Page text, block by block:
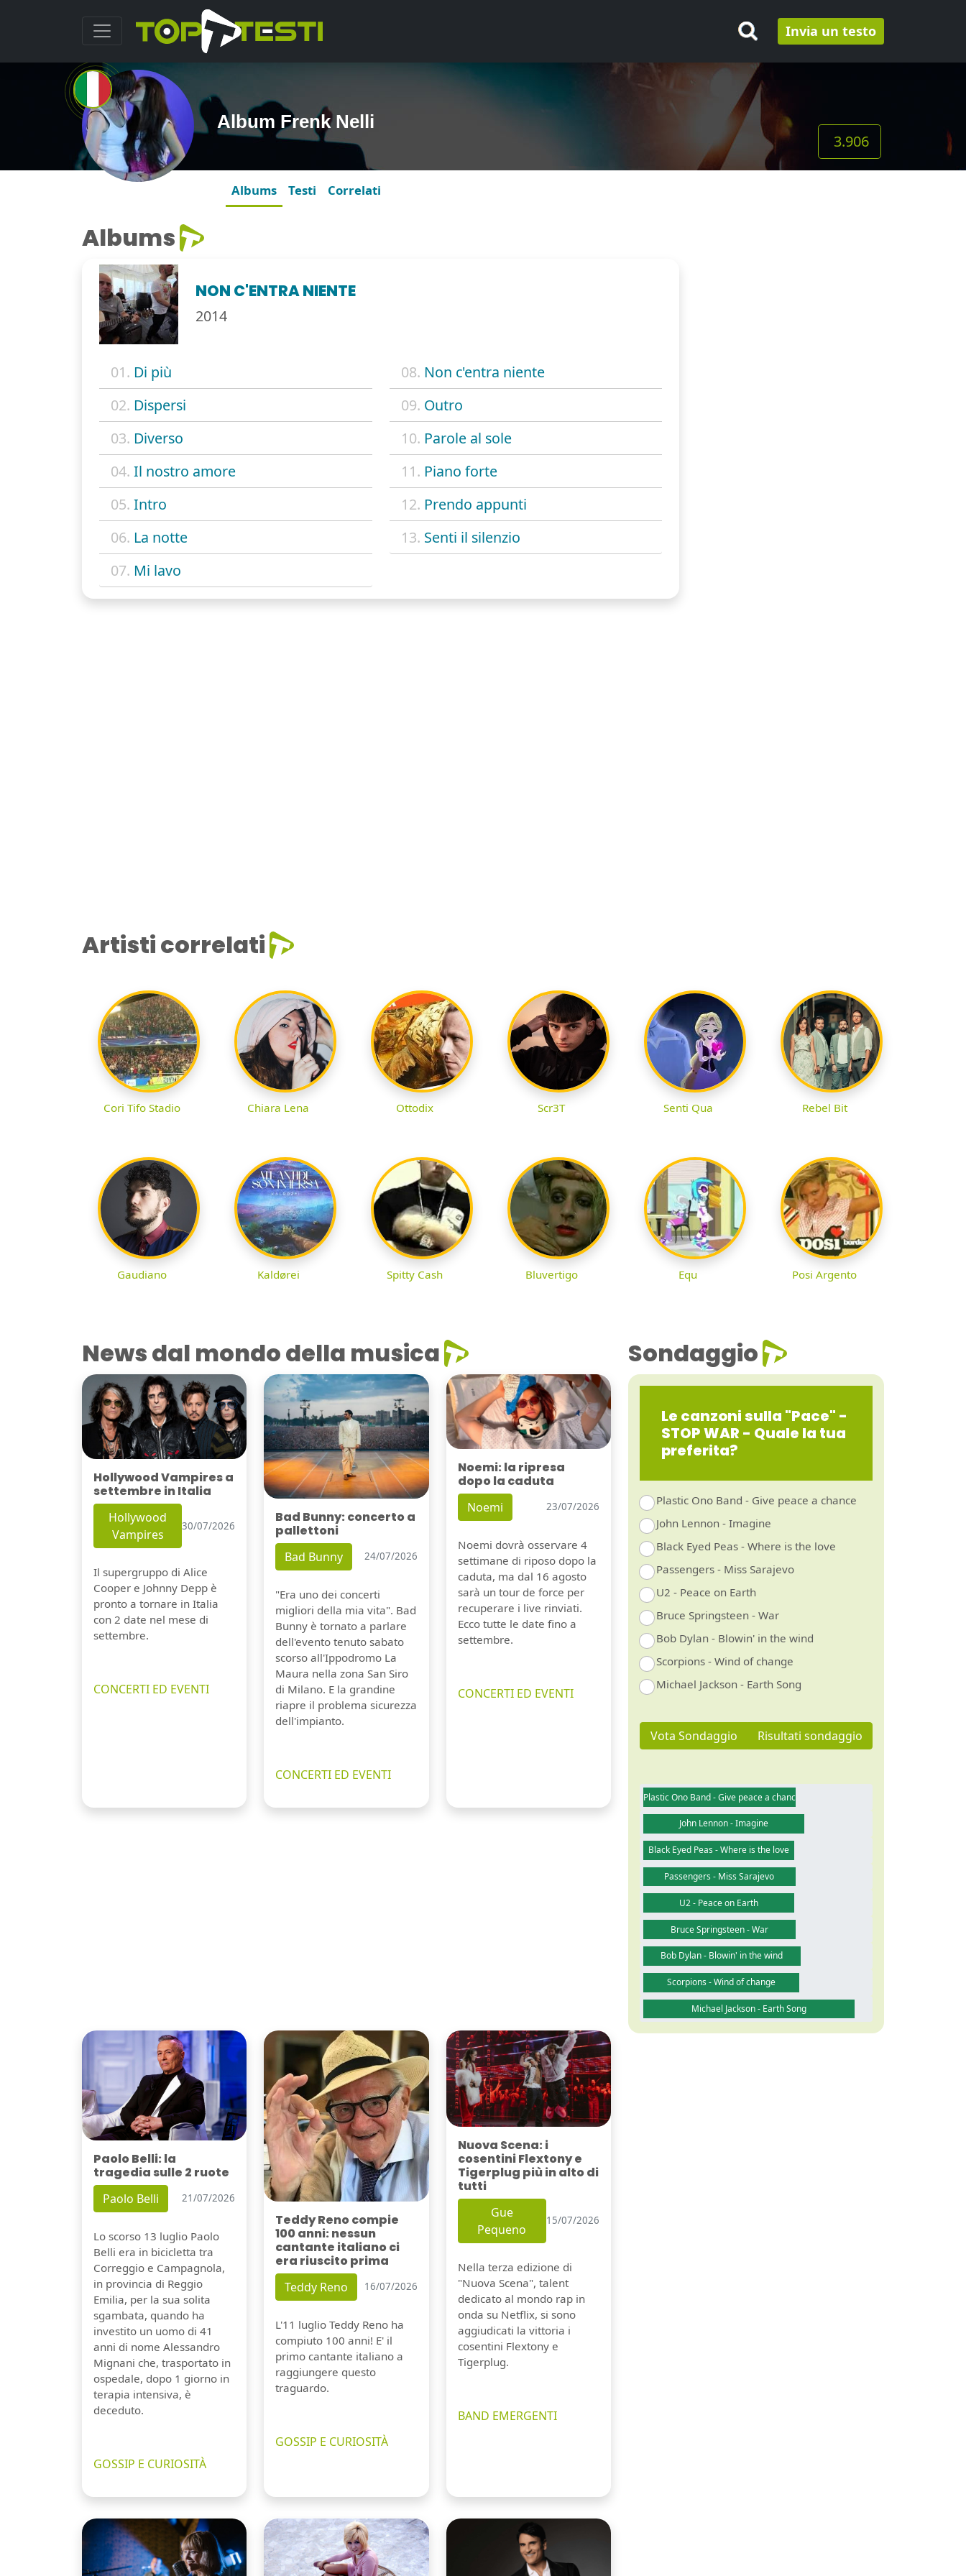
Invia un testo
Album Frenk Nelli
3.906
Albums Testi Correlati
Albums
NON C'ENTRA NIENTE
2014
01. Di più
02. Dispersi
03. Diverso
04. Il nostro amore
05. Intro
06. La notte
07. Mi lavo
08. Non c'entra niente
09. Outro
10. Parole al sole
11. Piano forte
12. Prendo appunti
13. Senti il silenzio
Artisti correlati
Cori Tifo Stadio Chiara Lena Ottodix Scr3T Senti Qua Rebel Bit
Gaudiano Kaldørei Spitty Cash Bluvertigo Equ Posi Argento
News dal mondo della musica
Hollywood Vampires a
settembre in Italia
Hollywood
Vampires
30/07/2026
Il supergruppo di Alice
Cooper e Johnny Depp è
pronto a tornare in Italia
con 2 date nel mese di
settembre.
CONCERTI ED EVENTI
Bad Bunny: concerto a
pallettoni
Bad Bunny 24/07/2026
"Era uno dei concerti
migliori della mia vita". Bad
Bunny è tornato a parlare
dell'evento tenuto sabato
scorso all'Ippodromo La
Maura nella zona San Siro
di Milano. E la grandine
riapre il problema sicurezza
dell'impianto.
CONCERTI ED EVENTI
Noemi: la ripresa
dopo la caduta
Noemi 23/07/2026
Noemi dovrà osservare 4
settimane di riposo dopo la
caduta, ma dal 16 agosto
sarà un tour de force per
recuperare i live rinviati.
Ecco tutte le date fino a
settembre.
CONCERTI ED EVENTI
Paolo Belli: la
tragedia sulle 2 ruote
Paolo Belli 21/07/2026
Lo scorso 13 luglio Paolo
Belli era in bicicletta tra
Correggio e Campagnola,
in provincia di Reggio
Emilia, per la sua solita
sgambata, quando ha
investito un uomo di 41
anni di nome Alessandro
Mignani che, trasportato in
ospedale, dopo 1 giorno in
terapia intensiva, è
deceduto.
GOSSIP E CURIOSITÀ
Teddy Reno compie
100 anni: nessun
cantante italiano ci
era riuscito prima
Teddy Reno 16/07/2026
L'11 luglio Teddy Reno ha
compiuto 100 anni! E' il
primo cantante italiano a
raggiungere questo
traguardo.
GOSSIP E CURIOSITÀ
Nuova Scena: i
cosentini Flextony e
Tigerplug più in alto di
tutti
Gue
Pequeno
15/07/2026
Nella terza edizione di
"Nuova Scena", talent
dedicato al mondo rap in
onda su Netflix, si sono
aggiudicati la vittoria i
cosentini Flextony e
Tigerplug.
BAND EMERGENTI
Sondaggio
Le canzoni sulla "Pace" -
STOP WAR - Quale la tua
preferita?
Plastic Ono Band - Give peace a chance
John Lennon - Imagine
Black Eyed Peas - Where is the love
Passengers - Miss Sarajevo
U2 - Peace on Earth
Bruce Springsteen - War
Bob Dylan - Blowin' in the wind
Scorpions - Wind of change
Michael Jackson - Earth Song
Vota Sondaggio Risultati sondaggio
Plastic Ono Band - Give peace a chance
John Lennon - Imagine
Black Eyed Peas - Where is the love
Passengers - Miss Sarajevo
U2 - Peace on Earth
Bruce Springsteen - War
Bob Dylan - Blowin' in the wind
Scorpions - Wind of change
Michael Jackson - Earth Song